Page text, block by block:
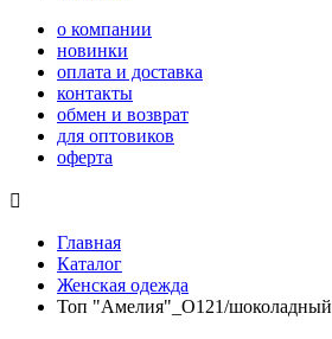
о компании
новинки
оплата и доставка
контакты
обмен и возврат
для оптовиков
оферта

Главная
Каталог
Женская одежда
Топ "Амелия"_О121/шоколадный